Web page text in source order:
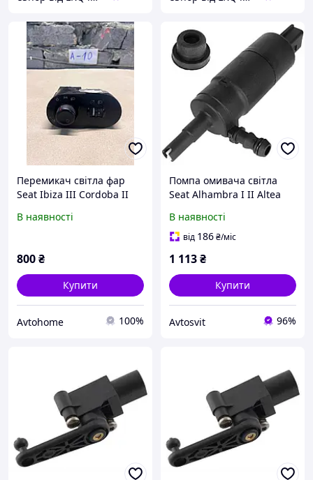
Перемикач світла фар
Seat Ibiza III Cordoba II
В наявності
800₴
Купити
Avtohome 100%
Помпа омивача світла
Seat Alhambra I II Altea
Ibiza II III IV Leon I II
Toledo II III
В наявності
від 186₴/міс
1 113₴
Купити
Avtosvit 96%